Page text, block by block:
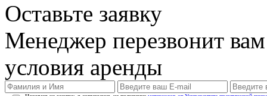
Оставьте заявку
Менеджер перезвонит
условия аренды